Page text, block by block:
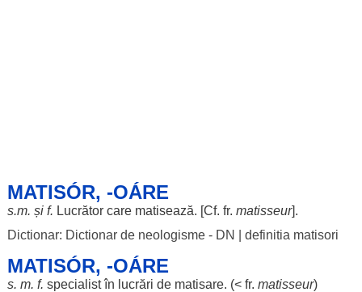
MATISÓR, -OÁRE
s.m. și f. Lucrătorcare matisează. [Cf. fr. matisseur].
Dictionar: Dictionar de neologisme - DN
definitia matisori
MATISÓR, -OÁRE
s. m. f. specialistîn lucrări de matisare. (< fr. matisseur)